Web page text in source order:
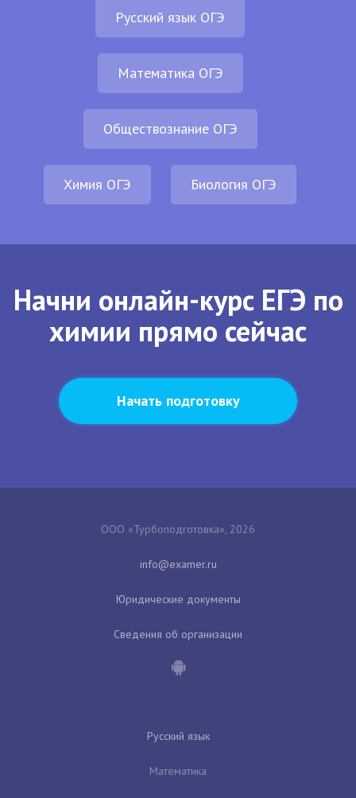
Русский язык ОГЭ
Математика ОГЭ
Обществознание ОГЭ
Химия ОГЭ Биология ОГЭ
Начни онлайн-курс ЕГЭ по
химии прямо сейчас
Начать подготовку
ООО «Турбоподготовка», 2026
Юридические документы
Сведения об организации
Русский язык
Математика